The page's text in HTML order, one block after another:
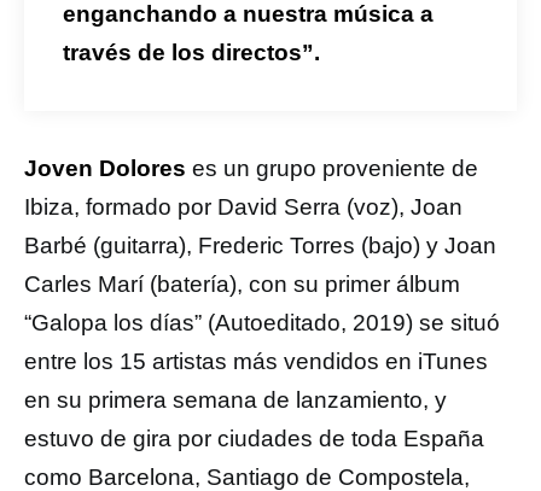
enganchando a nuestra música a
través de los directos”.
Joven Dolores es un grupo proveniente de
Ibiza, formado por David Serra (voz), Joan
Barbé (guitarra), Frederic Torres (bajo) y Joan
Carles Marí (batería), con su primer álbum
“Galopa los días” (Autoeditado, 2019) se situó
entre los 15 artistas más vendidos en iTunes
en su primera semana de lanzamiento, y
estuvo de gira por ciudades de toda España
como Barcelona, Santiago de Compostela,